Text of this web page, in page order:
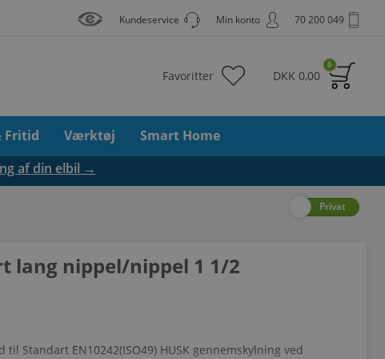
70 200 049
Min konto
Kundeservice
0
DKK 0,00
Favoritter
Fritid Værktøj
Smart Home
af din elbil →
Privat
lang nippel/nippel 1 1/2
Standart EN10242(ISO49) HUSK gennemskylning ved